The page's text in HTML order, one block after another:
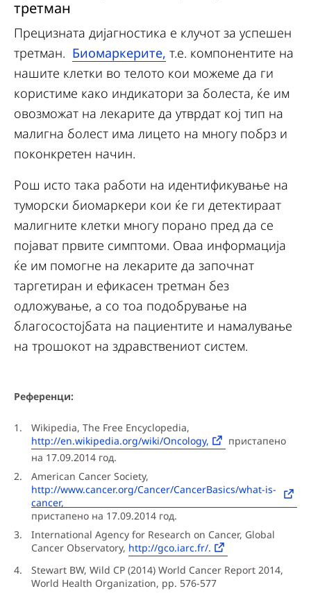
третман
Прецизната дијагностика е клучот за успешен
третман. Биомаркерите, т.е. компонентите на
нашите клетки во телото кои можеме да ги
користиме како индикатори за болеста, ќе им
овозможат на лекарите да утврдат кој тип на
малигна болест има лицето на многу побрз и
поконкретен начин.
Рош исто така работи на идентификување на
туморски биомаркери кои ќе ги детектираат
малигните клетки многу порано пред да се
појават првите симптоми. Оваа информација
ќе им помогне на лекарите да започнат
таргетиран и ефикасен третман без
одложување, а со тоа подобрување на
благосостојбата на пациентите и намалување
на трошокот на здравствениот систем.
Референци:
Wikipedia, The Free Encyclopedia,
http://en.wikipedia.org/wiki/Oncology,
пристапено
на 17.09.2014 год.
American Cancer Society,
http://www.cancer.org/Cancer/CancerBasics/what-is-
cancer,
пристапено на 17.09.2014 год.
International Agency for Research on Cancer, Global
Cancer Observatory, http://gco.iarc.fr/.
Stewart BW, Wild CP (2014) World Cancer Report 2014,
World Health Organization, pp. 576-577